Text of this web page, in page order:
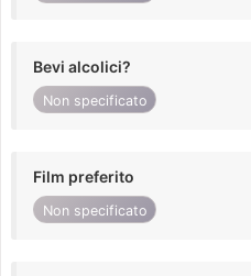
Bevi alcolici?
Non specificato
Film preferito
Non specificato